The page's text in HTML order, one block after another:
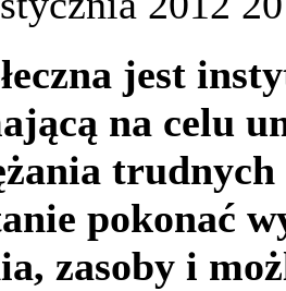
jest
na celu
pokonać
zasoby i